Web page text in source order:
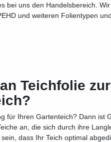
bei uns den Handelsbereich.
und weiteren Folientypen
Teichfolie
für Ihren Gartenteich? Dann ist
an, die sich durch ihre
dass Ihr Teich optimal